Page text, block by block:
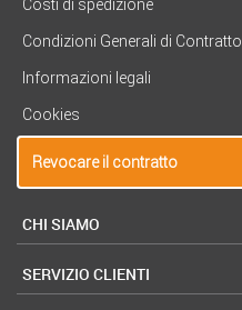
Costi di spedizione
Condizioni Generali di Contratto
Informazioni legali
Cookies
Revocare il contratto
CHI SIAMO
SERVIZIO CLIENTI